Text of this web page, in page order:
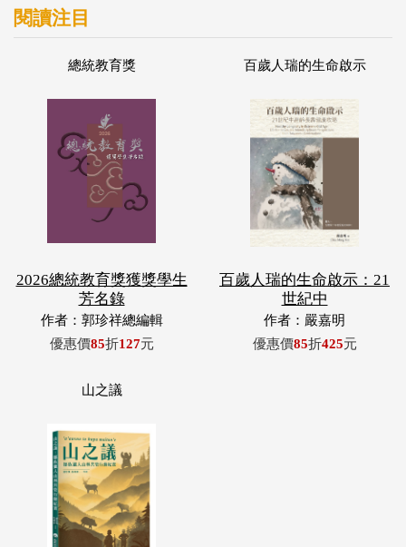
閱讀注目
總統教育獎
2026總統教育獎獲獎學生
芳名錄
作者：郭珍祥總編輯
優惠價85折127元
百歲人瑞的生命啟示
百歲人瑞的生命啟示：21
世紀中
作者：嚴嘉明
優惠價85折425元
山之議